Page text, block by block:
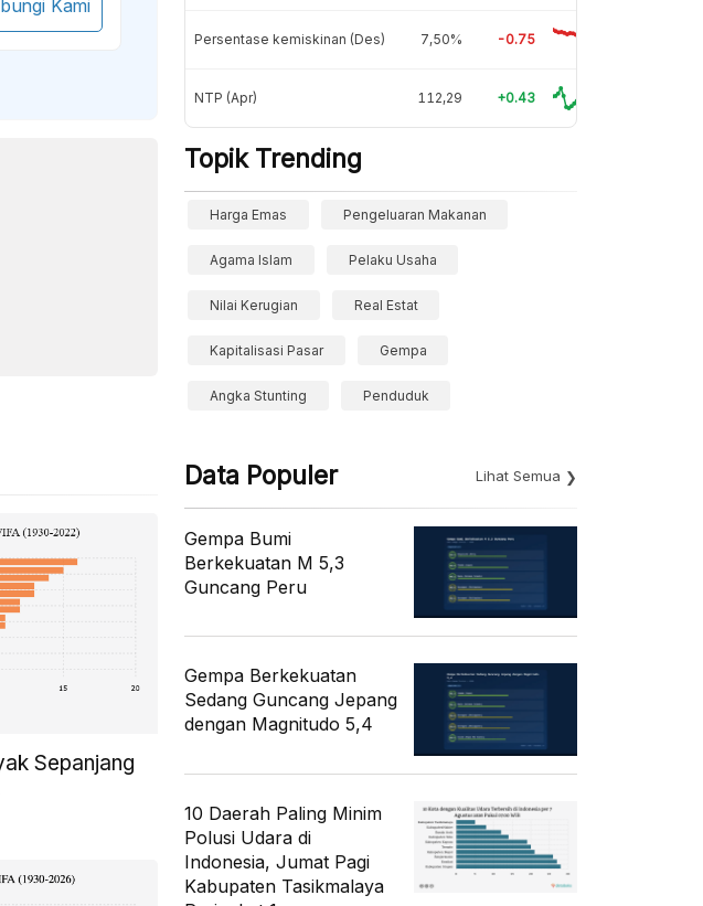
Kami
Sepanjang
Persentase kemiskinan (Des) 7,50% -0.75
NTP (Apr) 112,29 +0.43
Topik Trending
Harga Emas Pengeluaran Makanan
Agama Islam Pelaku Usaha
Nilai Kerugian Real Estat
Kapitalisasi Pasar Gempa
Angka Stunting Penduduk
Data Populer Lihat Semua
Gempa Bumi
Berkekuatan M 5,3
Guncang Peru
Gempa Berkekuatan
Sedang Guncang Jepang
dengan Magnitudo 5,4
10 Daerah Paling Minim
Polusi Udara di
Indonesia, Jumat Pagi
Kabupaten Tasikmalaya